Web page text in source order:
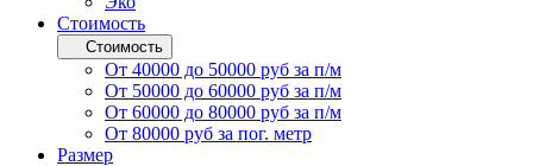
Стоимость
Стоимость
От 40000 до 50000 руб за п/м
От 50000 до 60000 руб за п/м
От 60000 до 80000 руб за п/м
От 80000 руб за пог. метр
Размер